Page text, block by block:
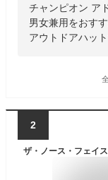
チャンピオン ア
男女兼用をおす
アウトドアハット
2